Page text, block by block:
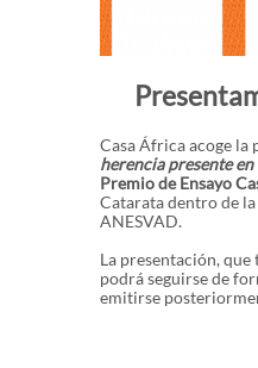
Casa África acoge
herencia presente
Premio de Ensayo
Catarata dentro de
ANESVAD.
La presentación, que
podrá seguirse de
emitirse